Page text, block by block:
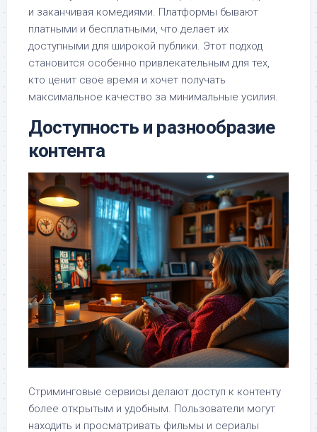
и заканчивая комедиями. Платформы бывают
платными и бесплатными, что делает их
доступными для широкой публики. Этот подход
становится особенно привлекательным для тех,
кто ценит свое время и хочет получать
максимальное качество за минимальные усилия.
Доступность и разнообразие
контента
Стриминговые сервисы делают доступ к контенту
более открытым и удобным. Пользователи могут
находить и просматривать фильмы и сериалы